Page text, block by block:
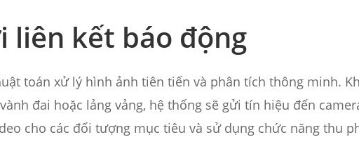
liên kết báo động
toán xử lý hình ảnh tiên tiến và phân tích thông minh.
đai hoặc lảng vảng, hệ thống sẽ gửi tín hiệu đến
cho các đối tượng mục tiêu và sử dụng chức năng thu